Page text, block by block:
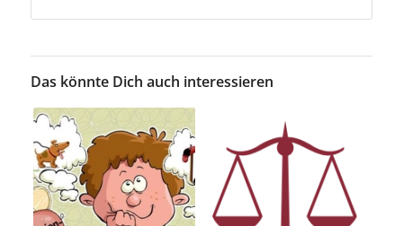
Das könnte Dich auch interessieren